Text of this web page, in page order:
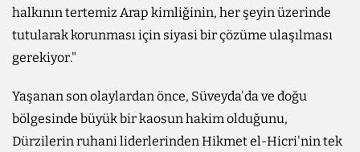
halkının tertemiz Arap kimliğinin, her şeyin üzerinde
tutularak korunması için siyasi bir çözüme ulaşılması
gerekiyor."
Yaşanan son olaylardan önce, Süveyda'da ve doğu
bölgesinde büyük bir kaosun hakim olduğunu,
Dürzilerin ruhani liderlerinden Hikmet el-Hicri'nin tek